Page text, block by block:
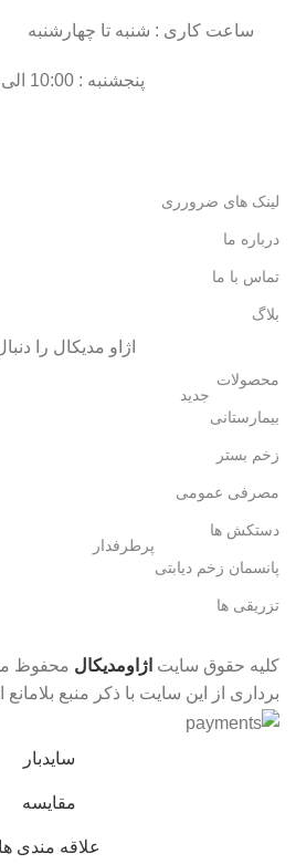
ساعت کاری : شنبه تا چهارشنبه 10:00 الی
پنجشنبه : 10:00 الی 14:00
لینک های ضرورری
درباره ما
تماس با ما
بلاگ
اژاو مدیکال را
محصولات
بیمارستانی
جدید
زخم بستر
مصرفی عمومی
دستکش ها
پانسمان زخم دیابتی
پرطرفدار
تزریقی ها
کلیه حقوق سایت اژاومدیکال محفوظ
برداری از این سایت با ذکر منبع
سایدبار
مقایسه
علاقه مندی ها